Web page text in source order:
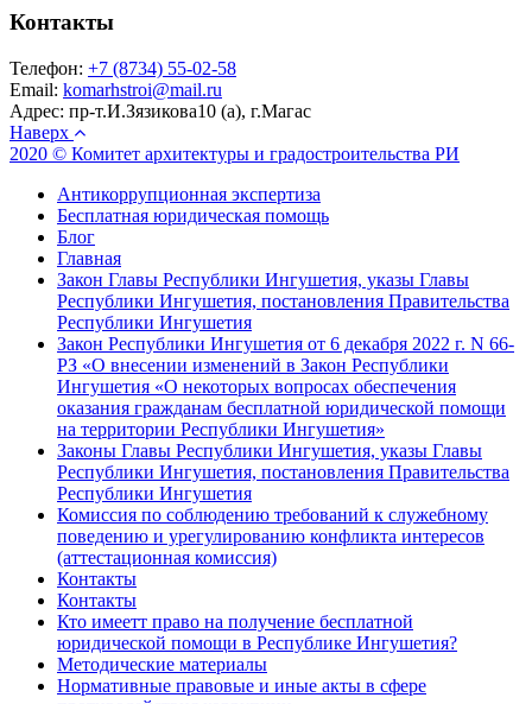
Контакты
Телефон: +7 (8734) 55-02-58
Email: komarhstroi@mail.ru
Адрес: пр-т.И.Зязикова10 (а), г.Магас
Наверх
2020 © Комитет архитектуры и градостроительства РИ
Антикоррупционная экспертиза
Бесплатная юридическая помощь
Блог
Главная
Закон Главы Республики Ингушетия, указы Главы
Республики Ингушетия, постановления Правительства
Республики Ингушетия
Закон Республики Ингушетия от 6 декабря 2022 г. N 66-
РЗ «О внесении изменений в Закон Республики
Ингушетия «О некоторых вопросах обеспечения
оказания гражданам бесплатной юридической помощи
на территории Республики Ингушетия»
Законы Главы Республики Ингушетия, указы Главы
Республики Ингушетия, постановления Правительства
Республики Ингушетия
Комиссия по соблюдению требований к служебному
поведению и урегулированию конфликта интересов
(аттестационная комиссия)
Контакты
Контакты
Кто имеетт право на получение бесплатной
юридической помощи в Республике Ингушетия?
Методические материалы
Нормативные правовые и иные акты в сфере